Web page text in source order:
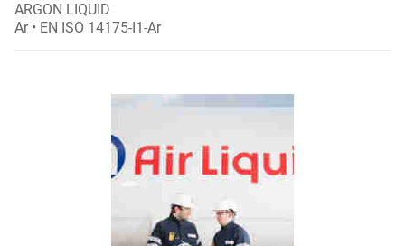
ARGON LIQUID
Ar • EN ISO 14175-I1-Ar